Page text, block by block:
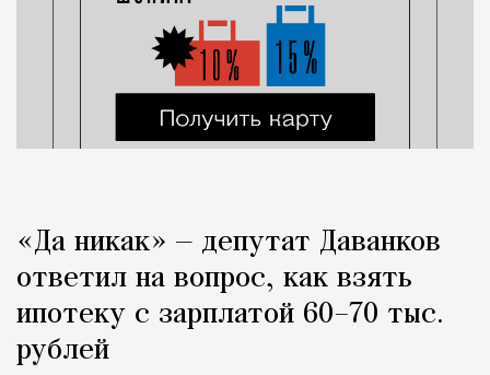
«Да никак» — депутат Даванков
ответил на вопрос, как взять
ипотеку с зарплатой 60–70 тыс.
рублей